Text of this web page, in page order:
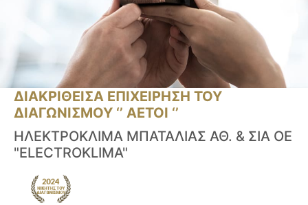
ΔΙΑΚΡΙΘΕΙΣΑ ΕΠΙΧΕΙΡΗΣΗ ΤΟΥ
ΔΙΑΓΩΝΙΣΜΟΥ ‘’ ΑΕΤΟΙ ‘’
ΗΛΕΚΤΡΟΚΛΙΜΑ ΜΠΑΤΑΛΙΑΣ ΑΘ. & ΣΙΑ ΟΕ
"ELECTROKLIMA"